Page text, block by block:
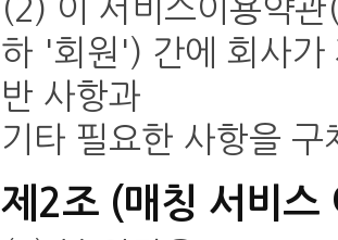
(2) 이 서비스이용약
하 '회원') 간에 회사가
반 사항과
기타 필요한 사항을
제2조 (매칭 서비스